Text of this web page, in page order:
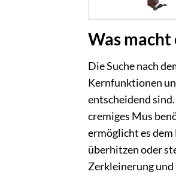
Was macht
Die Suche nach
Kernfunktionen
entscheidend
cremiges Mus
ermöglicht es
überhitzen oder
Zerkleinerung